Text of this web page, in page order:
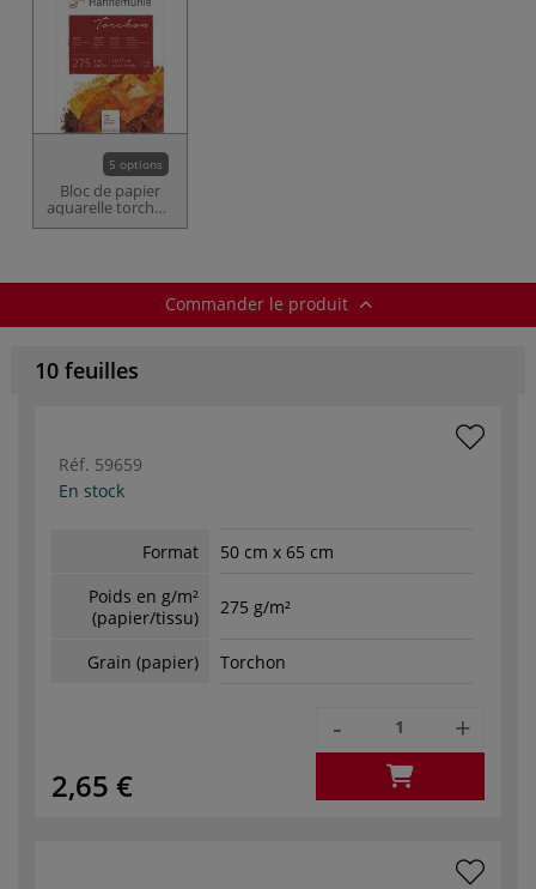
5 options
Bloc de papier
aquarelle torchon
Hahnemühle
Commander le produit
10 feuilles
Réf. 59659
En stock
Format
50 cm x 65 cm
Poids en g/m²
(papier/tissu)
275 g/m²
Grain (papier) Torchon
2,65 €
- +